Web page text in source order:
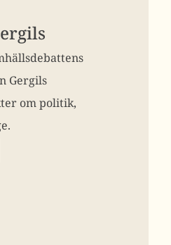
Gergils
om politik,